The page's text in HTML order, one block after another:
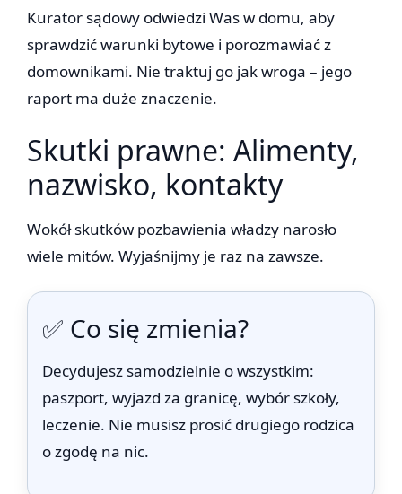
Kurator sądowy odwiedzi Was w domu, aby
sprawdzić warunki bytowe i porozmawiać z
domownikami. Nie traktuj go jak wroga – jego
raport ma duże znaczenie.
Skutki prawne: Alimenty,
nazwisko, kontakty
Wokół skutków pozbawienia władzy narosło
wiele mitów. Wyjaśnijmy je raz na zawsze.
✅ Co się zmienia?
Decydujesz samodzielnie o wszystkim:
paszport, wyjazd za granicę, wybór szkoły,
leczenie. Nie musisz prosić drugiego rodzica
o zgodę na nic.